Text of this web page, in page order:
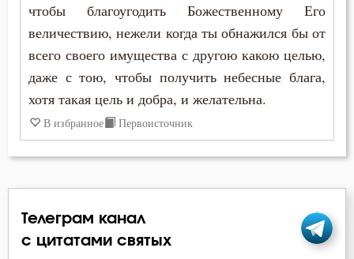
Богопознание
Богородица
Богоугождение
Борьба
Воля Божия
Глаза
Василий Великий
Григорий Богослов
Григорий Палама
Игнатий Брянчанинов
чтобы благоугодить Божественному Его
величествию, нежели когда ты обнажился бы от
всего своего имущества с другою какою целью,
даже с тою, чтобы получить небесные блага,
хотя такая цель и добра, и желательна.
В избранное Первоисточник
Телеграм канал
с цитатами святых